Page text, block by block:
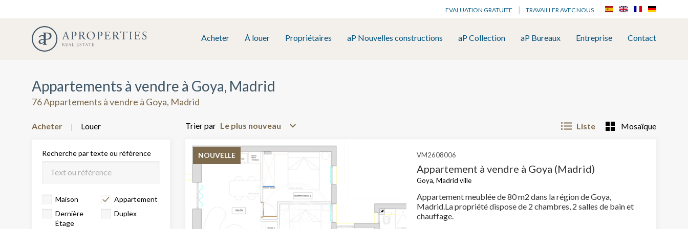
EVALUATION GRATUITE TRAVAILLER AVEC NOUS
Acheter À louer Propriétaires aP Nouvelles constructions aP Collection aP Bureaux Entreprise Contact
Appartements à vendre à Goya, Madrid
76 Appartements à vendre à Goya, Madrid
Acheter Louer
Recherche par texte ou référence
Maison
Appartement
Dernière
Étage
Duplex
Trier par Liste Mosaïque
NOUVELLE VM2608006
Appartement à vendre à Goya (Madrid)
Goya, Madrid ville
Appartement meublée de 80 m2 dans la région de Goya,
Madrid.La propriété dispose de 2 chambres, 2 salles de bain et
chauffage.